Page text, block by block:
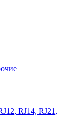
RJ14, RJ21,